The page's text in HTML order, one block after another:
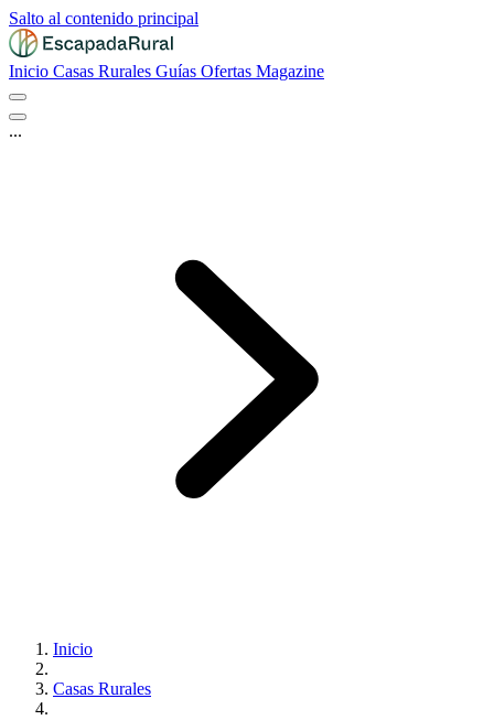
Salto al contenido principal
Inicio Casas Rurales Guías Ofertas Magazine
...
Inicio
Casas Rurales